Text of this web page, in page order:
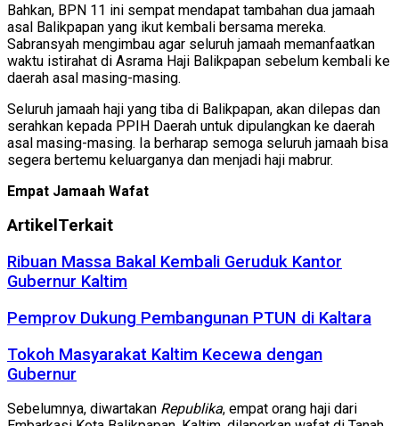
Bahkan, BPN 11 ini sempat mendapat tambahan dua jamaah
asal Balikpapan yang ikut kembali bersama mereka.
Sabransyah mengimbau agar seluruh jamaah memanfaatkan
waktu istirahat di Asrama Haji Balikpapan sebelum kembali ke
daerah asal masing-masing.
Seluruh jamaah haji yang tiba di Balikpapan, akan dilepas dan
serahkan kepada PPIH Daerah untuk dipulangkan ke daerah
asal masing-masing. Ia berharap semoga seluruh jamaah bisa
segera bertemu keluarganya dan menjadi haji mabrur.
Empat Jamaah Wafat
Artikel Terkait
Ribuan Massa Bakal Kembali Geruduk Kantor
Gubernur Kaltim
Pemprov Dukung Pembangunan PTUN di Kaltara
Tokoh Masyarakat Kaltim Kecewa dengan
Gubernur
Sebelumnya, diwartakan Republika, empat orang haji dari